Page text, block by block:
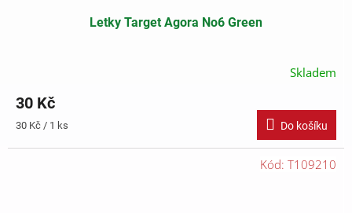
Letky Target Agora No6 Green
Skladem
30 Kč
Měrná
30 Kč / 1 ks Do košíku
Kód: T109210